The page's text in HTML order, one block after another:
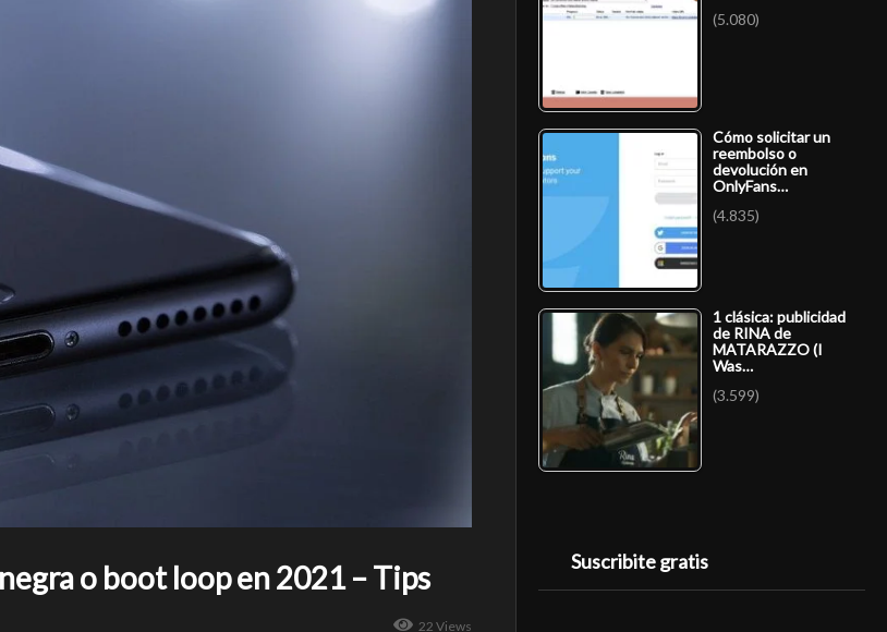
o boot loop en 2021 – Tips
22 Views
(5.080)
Cómo solicitar un
reembolso o
devolución en
OnlyFans…
(4.835)
1 clásica: publicidad
de RINA de
MATARAZZO (I
Was…
(3.599)
Suscribite gratis